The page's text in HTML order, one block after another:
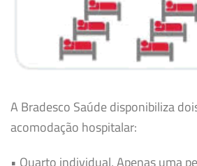
A Bradesco Saúde disponibiliza
acomodação hospitalar:
• Quarto individual, Apenas uma